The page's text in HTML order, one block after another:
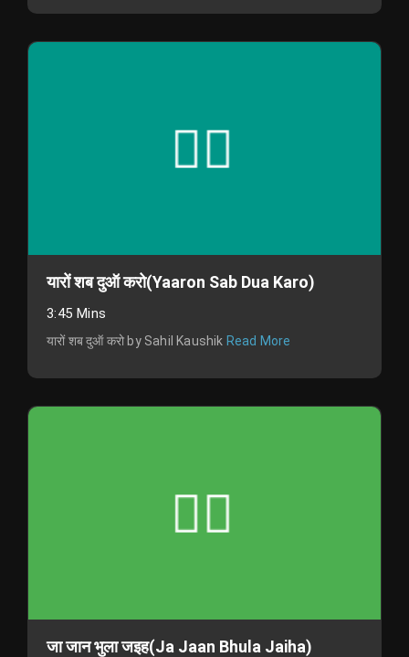
यारों शब दुऑ करो(Yaaron Sab Dua Karo)
3:45 Mins
यारों शब दुऑ करो by Sahil Kaushik Read More
जा जान भुला जइह(Ja Jaan Bhula Jaiha)